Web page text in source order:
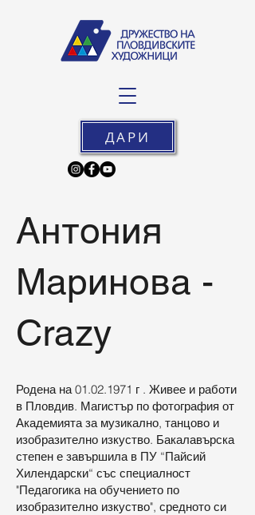
ДАРИ
Антония
Маринова -
Crazy
Родена на01.02.1971 г . Живее и работи
в Пловдив. Магистър по фотография от
Академията за музикално, танцово и
изобразително изкуство. Бакалавърска
степен е завършила в ПУ “Пайсий
Хилендарски“ със специалност
"Педагогика на обучението по
изобразително изкуство", средното си